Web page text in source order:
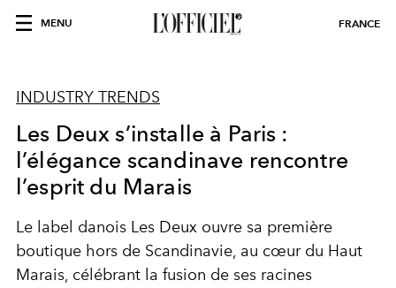
MENU FRANCE
INDUSTRY TRENDS
Les Deux s’installe à Paris :
l’élégance scandinave rencontre
l’esprit du Marais
Le label danois Les Deux ouvre sa première
boutique hors de Scandinavie, au cœur du Haut
Marais, célébrant la fusion de ses racines